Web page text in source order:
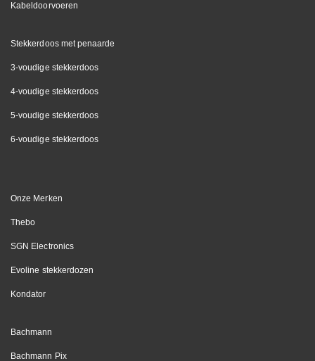
Kabeldoorvoeren
Stekkerdoos met penaarde
3-voudige stekkerdoos
4-voudige stekkerdoos
5-voudige stekkerdoos
6-voudige stekkerdoos
Onze Merken
Thebo
SGN Electronics
Evoline stekkerdozen
Kondator
Bachmann
Bachmann Pix